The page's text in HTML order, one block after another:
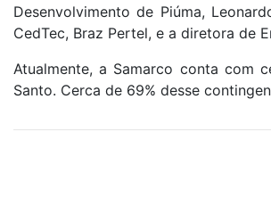
Desenvolvimento de Piúma,
CedTec, Braz Pertel, e a diretora de
Atualmente, a Samarco conta com
Santo. Cerca de 69% desse